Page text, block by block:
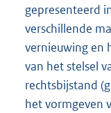
gepresenteerd
verschillende
vernieuwing en
van het stelsel
rechtsbijstand
het vormgeven